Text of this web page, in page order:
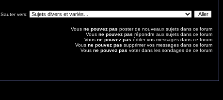
Sauter vers:
Vous ne pouvez pas poster de nouveaux sujets dans ce forum
Vous ne pouvez pas répondre aux sujets dans ce forum
Vous ne pouvez pas éditer vos messages dans ce forum
Vous ne pouvez pas supprimer vos messages dans ce forum
Vous ne pouvez pas voter dans les sondages de ce forum